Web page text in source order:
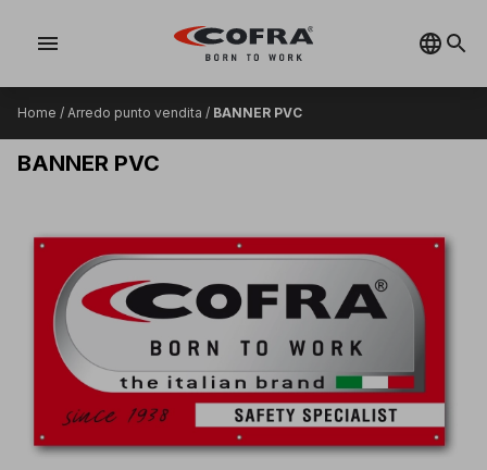
menu
Home / Arredo punto vendita / BANNER PVC
BANNER PVC